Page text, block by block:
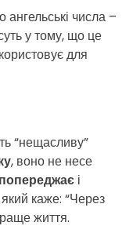
ангельські числа –
у тому, що це
для
“нещасливу”
, воно не несе
попереджає і
каже: “Через
життя.